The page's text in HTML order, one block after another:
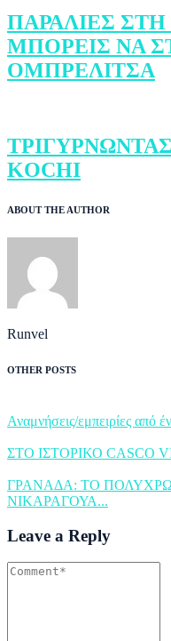
ΠΑΡΑΛΙΕΣ
ΜΠΟΡΕΙΣ ΝΑ
ΟΜΠΡΕΛΙΤΣΑ
KOCHI
ABOUT THE AUTHOR
Runvel
OTHER POSTS
Αναμνήσεις/εμπειρίες από
ΣΤΟ ΙΣΤΟΡΙΚΟ CASCO
ΓΡΑΝΑΔΑ: ΤΟ
ΝΙΚΑΡΑΓΟΥΑ...
Leave a Reply